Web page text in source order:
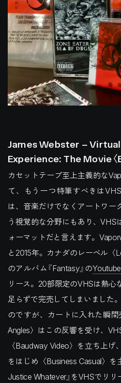
James Webster –
Experience: The Movie〈
カセットテープ至上主義的な
て、もう一つ特筆すべきは
は、音楽だけでなくアートワー
う視覚的な分野にもあり、VHS
ォーマットだと言えます。
と2015年。カナダのレーベル〈
のアルバム『Fantasy』の
リース。20部限定のVHSは熱
足らずで完売してしまいました
のですが、カートに入れた瞬
Angles〉はこの反響を受け、
〈Baudway Video〉を立ち上
をはじめ〈Business Casual〉を
Justice Whatever』をVHSでリ